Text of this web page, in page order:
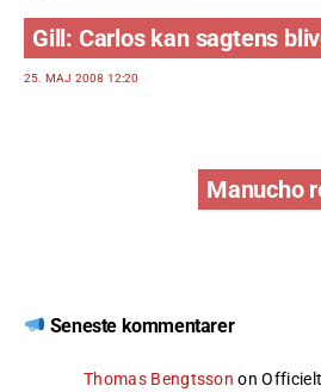
Gill: Carlos kan sagtens
25. MAJ 2008 12:20
Manucho
Seneste kommentarer
Thomas Bengtsson on